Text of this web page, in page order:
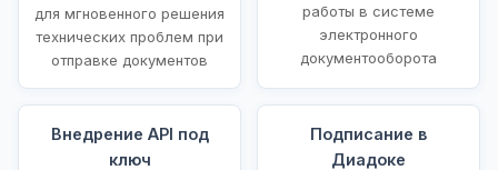
для мгновенного решения
технических проблем при
отправке документов
работы в системе
электронного
документооборота
Внедрение API под
ключ
Подписание в
Диадоке